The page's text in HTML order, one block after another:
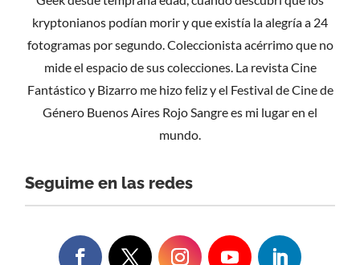
kryptonianos podían morir y que existía la alegría a 24
fotogramas por segundo. Coleccionista acérrimo que no
mide el espacio de sus colecciones. La revista Cine
Fantástico y Bizarro me hizo feliz y el Festival de Cine de
Género Buenos Aires Rojo Sangre es mi lugar en el
mundo.
Seguime en las redes